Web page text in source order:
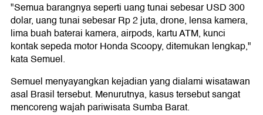
"Semua barangnya seperti uang tunai sebesar USD 300
dolar, uang tunai sebesar Rp 2 juta, drone, lensa kamera,
lima buah baterai kamera, airpods, kartu ATM, kunci
kontak sepeda motor Honda Scoopy, ditemukan lengkap,"
kata Semuel.
Semuel menyayangkan kejadian yang dialami wisatawan
asal Brasil tersebut. Menurutnya, kasus tersebut sangat
mencoreng wajah pariwisata Sumba Barat.